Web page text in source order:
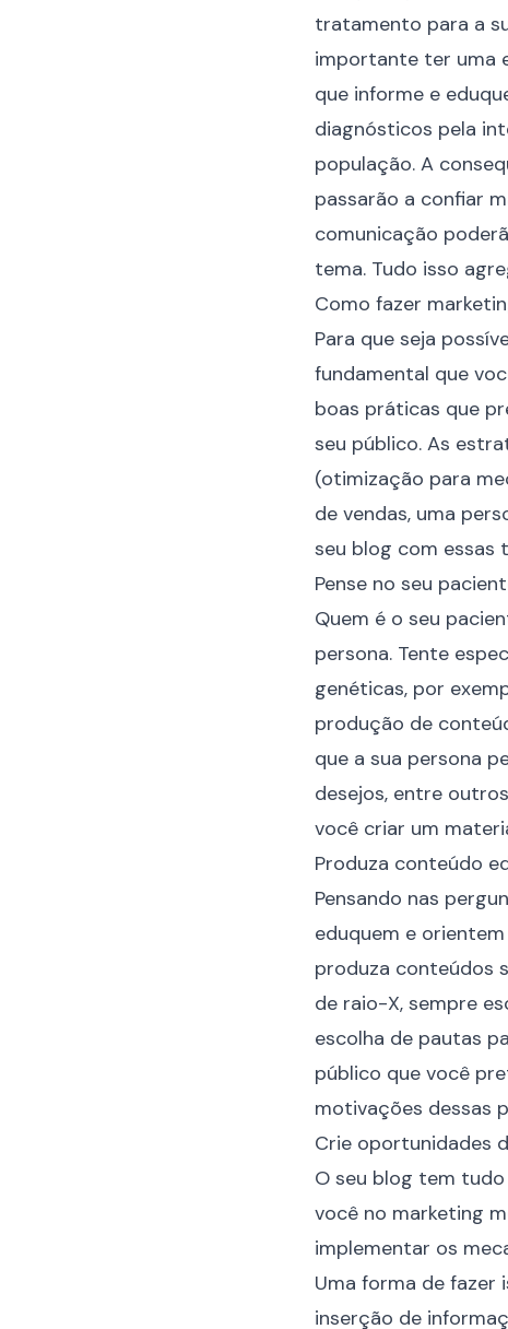
tratamento para a
importante ter uma
que informe e
diagnósticos pela
população. A
passarão a confiar
comunicação
tema. Tudo isso
Como fazer
Para que seja
fundamental que
boas práticas que
seu público. As
(otimização para
de vendas, uma
seu blog com essas
Pense no seu
Quem é o seu
persona. Tente
genéticas, por
produção de
que a sua persona
desejos, entre
você criar um
Produza conteúdo
Pensando nas
eduquem e
produza conteúdos
de raio-X, sempre
escolha de pautas
público que você
motivações dessas
Crie oportunidades
O seu blog tem
você no marketing
implementar os
Uma forma de fazer
inserção de